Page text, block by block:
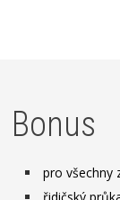
Bonus
pro všechny